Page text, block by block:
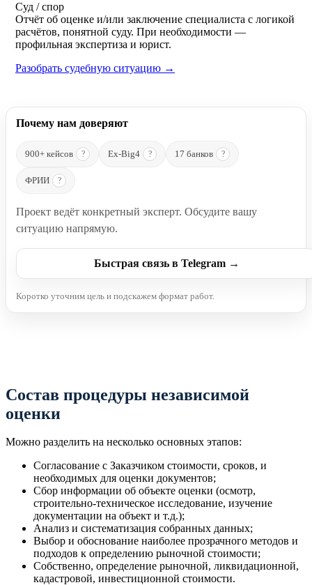
Суд / спор
Отчёт об оценке и/или заключение специалиста с логикой
расчётов, понятной суду. При необходимости —
профильная экспертиза и юрист.
Разобрать судебную ситуацию →
Почему нам доверяют
900+ кейсов ? Ex-Big4 ? 17 банков ?
ФРИИ ?
Проект ведёт конкретный эксперт. Обсудите вашу
ситуацию напрямую.
Быстрая связь в Telegram →
Коротко уточним цель и подскажем формат работ.
Состав процедуры независимой
оценки
Можно разделить на несколько основных этапов:
Согласование с Заказчиком стоимости, сроков, и
необходимых для оценки документов;
Сбор информации об объекте оценки (осмотр,
строительно-техническое исследование, изучение
документации на объект и т.д.);
Анализ и систематизация собранных данных;
Выбор и обоснование наиболее прозрачного методов и
подходов к определению рыночной стоимости;
Собственно, определение рыночной, ликвидационной,
кадастровой, инвестиционной стоимости.